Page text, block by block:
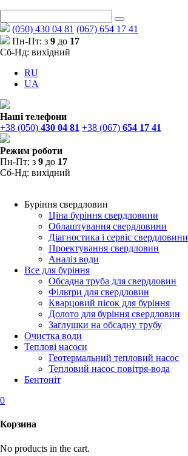
(050) 430 04 81 (067) 654 17 41
Пн-Пт: з 9 до 17
Сб-Нд: вихідний
RU
UA
Наші телефони
+38 (050) 430 04 81 +38 (067) 654 17 41
Режим роботи
Пн-Пт: з 9 до 17
Сб-Нд: вихідний
Буріння свердловин
Ціна буріння свердловини
Облаштування свердловини
Діагностика і сервіс свердловини
Проектування свердловин
Аналіз води
Все для буріння
Обсадна труба для свердловин
Фільтри для свердловин
Кварцовий пісок для буріння
Долото для буріння свердловин
Заглушки на обсадну трубу
Очистка води
Теплові насоси
Геотермальний тепловий насос
Тепловий насос повітря-вода
Бентоніт
0
Корзина
No products in the cart.